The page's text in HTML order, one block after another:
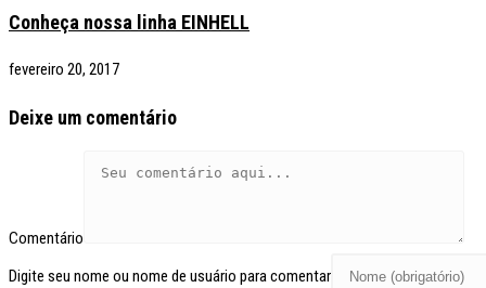
Conheça nossa linha EINHELL
fevereiro 20, 2017
Deixe um comentário
Comentário
Digite seu nome ou nome de usuário para comentar